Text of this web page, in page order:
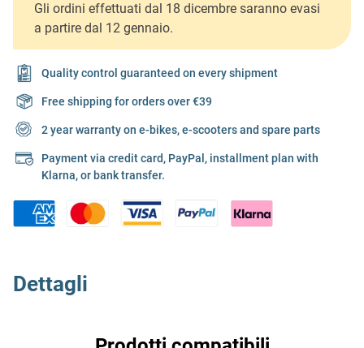
Gli ordini effettuati dal 18 dicembre saranno evasi
a partire dal 12 gennaio.
Quality control guaranteed on every shipment
Free shipping for orders over €39
2 year warranty on e-bikes, e-scooters and spare parts
Payment via credit card, PayPal, installment plan with
Klarna, or bank transfer.
Dettagli